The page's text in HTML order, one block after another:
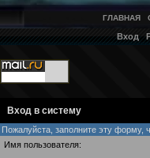
ГЛАВНАЯ
Вход
Вход в систему
Пожалуйста, заполните эту форму,
Имя пользователя: